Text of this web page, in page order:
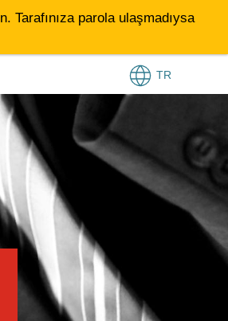
Tarafınıza parola ulaşmadıysa
TR